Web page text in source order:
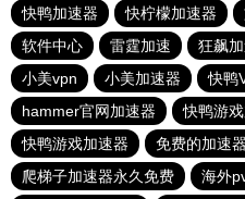
快鸭加速器
快柠檬加速器
软件中心
雷霆加速 狂飙
小美vpn
小美加速器 快鸭
hammer官网加速器
快鸭游
快鸭游戏加速器
免费的加速
爬梯子加速器永久免费
海外